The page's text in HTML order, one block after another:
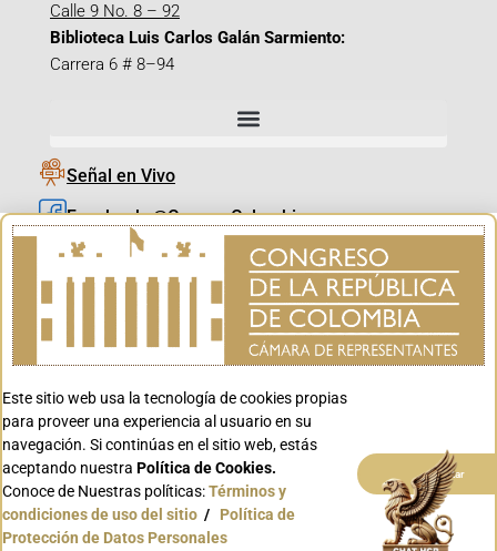
Calle 9 No. 8 – 92
Biblioteca Luis Carlos Galán Sarmiento:
Carrera 6 # 8–94
Señal en Vivo
Facebook_@CamaraColombia
Instagram_@CamaraColombia
X_@CamaraColombia
Youtube_@CamaraColombia
Youtube_@CanalCongreso
Conoce GOV.CO
Este sitio web usa la tecnología de cookies propias
para proveer una experiencia al usuario en su
navegación. Si continúas en el sitio web, estás
aceptando nuestra Política de Cookies.
Conoce de Nuestras políticas:Términos y
condiciones de uso del sitio / Política de
Protección de Datos Personales
Aceptar